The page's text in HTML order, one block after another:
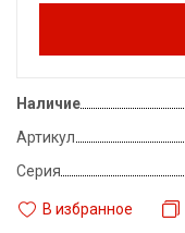
Наличие
Артикул
Серия
В избранное